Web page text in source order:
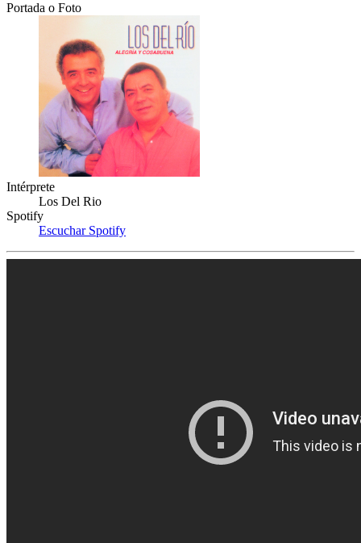
Portada o Foto
Intérprete
Los Del Rio
Spotify
Escuchar Spotify